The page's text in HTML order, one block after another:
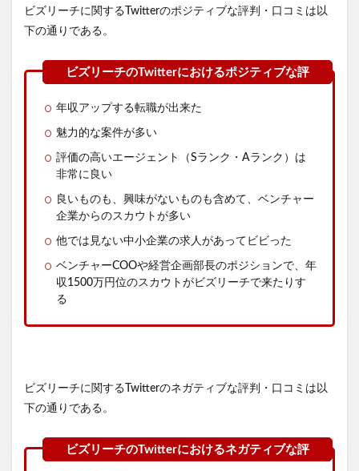
ビズリーチに関するTwitterのポジティブな評判・口コミは以
下の通りである。
年収アップする転職が出来た
魅力的な案件が多い
評価の高いエージェント（Sランク・Aランク）は
非常に良い
良いものも、興味がないものも含めて、ベンチャー
企業からのスカウトが多い
他では見ない中小企業の求人があってビビった
ベンチャーCOOや経営企画部長のポジションで、年
収1500万円位のスカウトがビズリーチで来たりす
る
ビズリーチに関するTwitterのネガティブな評判・口コミは以
下の通りである。